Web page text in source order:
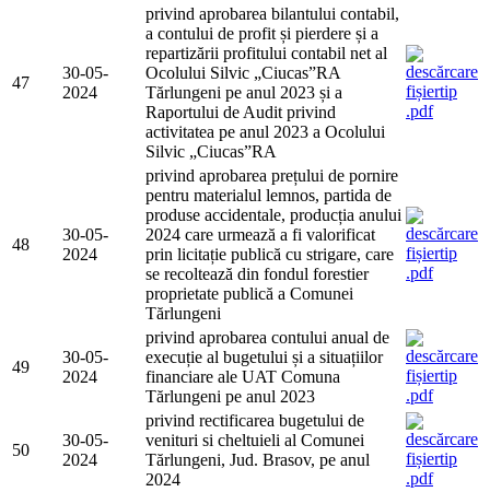
47
30-05-
2024
privind aprobarea bilantului contabil,
a contului de profit și pierdere și a
repartizării profitului contabil net al
Ocolului Silvic „Ciucas”RA
Tărlungeni pe anul 2023 și a
Raportului de Audit privind
activitatea pe anul 2023 a Ocolului
Silvic „Ciucas”RA
48
30-05-
2024
privind aprobarea prețului de pornire
pentru materialul lemnos, partida de
produse accidentale, producția anului
2024 care urmează a fi valorificat
prin licitație publică cu strigare, care
se recoltează din fondul forestier
proprietate publică a Comunei
Tărlungeni
49
30-05-
2024
privind aprobarea contului anual de
execuție al bugetului și a situațiilor
financiare ale UAT Comuna
Tărlungeni pe anul 2023
50
30-05-
2024
privind rectificarea bugetului de
venituri si cheltuieli al Comunei
Tărlungeni, Jud. Brasov, pe anul
2024